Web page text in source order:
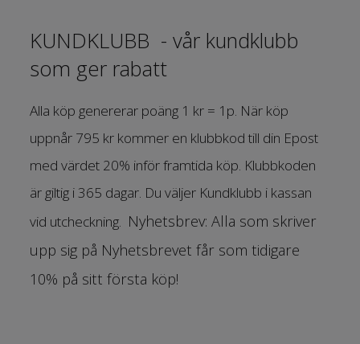
KUNDKLUBB - vår kundklubb
som ger rabatt
Alla köp genererar poäng 1 kr = 1p. När köp
uppnår 795 kr kommer en klubbkod till din Epost
med värdet 20% inför framtida köp. Klubbkoden
är giltig i 365 dagar. Du väljer Kundklubb i kassan
vid utcheckning. Nyhetsbrev: Alla som skriver
upp sig på Nyhetsbrevet får som tidigare
10% på sitt första köp!